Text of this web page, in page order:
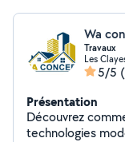
Wa
Travaux
Les
5/5
Présentation
Découvrez
technologies